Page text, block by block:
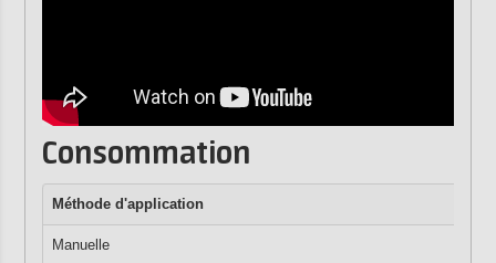
Consommation
Méthode d'application
Manuelle